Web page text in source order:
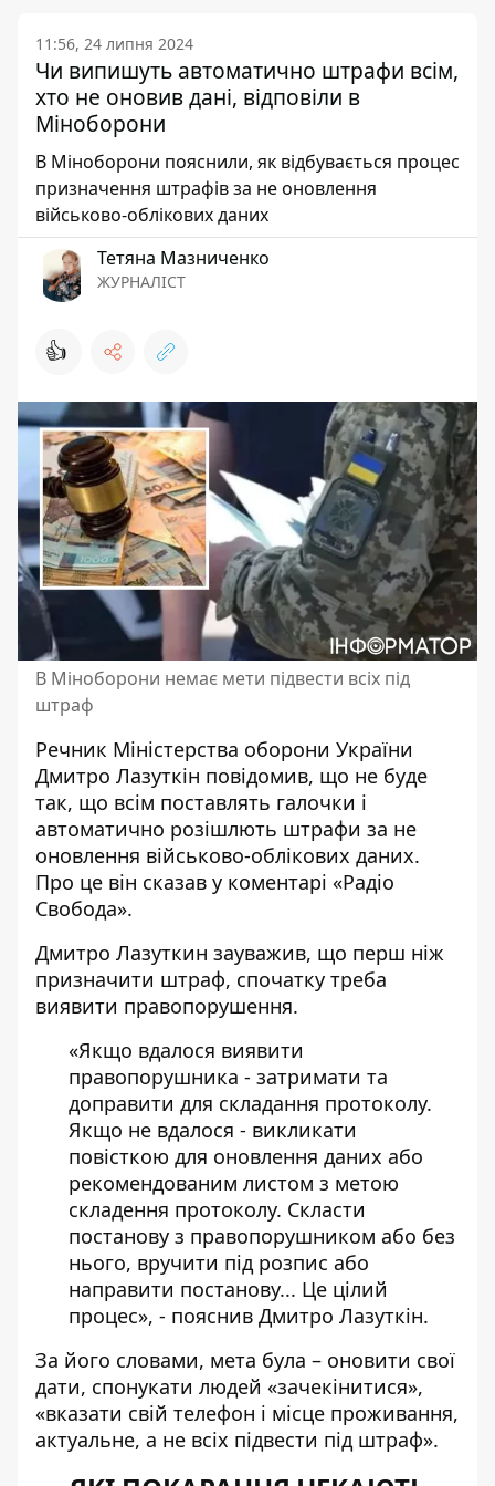
11:56, 24 липня 2024
Чи випишуть автоматично штрафи всім,
хто не оновив дані, відповіли в
Міноборони
В Міноборони пояснили, як відбувається процес
призначення штрафів за не оновлення
військово-облікових даних
Тетяна Мазниченко
ЖУРНАЛІСТ
👍
В Міноборони немає мети підвести всіх під
штраф
Речник Міністерства оборони України
Дмитро Лазуткін повідомив, що не буде
так, що всім поставлять галочки і
автоматично розішлють штрафи за не
оновлення військово-облікових даних.
Про це він сказав у коментарі «Радіо
Свобода».
Дмитро Лазуткин зауважив, що перш ніж
призначити штраф, спочатку треба
виявити правопорушення.
«Якщо вдалося виявити
правопорушника - затримати та
доправити для складання протоколу.
Якщо не вдалося - викликати
повісткою для оновлення даних або
рекомендованим листом з метою
складення протоколу. Скласти
постанову з правопорушником або без
нього, вручити під розпис або
направити постанову... Це цілий
процес», - пояснив Дмитро Лазуткін.
За його словами, мета була – оновити свої
дати, спонукати людей «зачекінитися»,
«вказати свій телефон і місце проживання,
актуальне, а не всіх підвести під штраф».